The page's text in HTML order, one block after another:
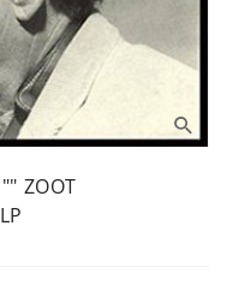
ZOOT